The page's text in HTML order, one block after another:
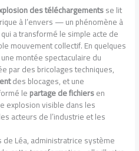
des téléchargementsse lit
à l’envers — un phénomène à
a transformé le simple acte de
mouvement collectif. En quelques
montée spectaculaire du
par des bricolages techniques,
des blocages, et une
lepartage de fichiersen
explosion visible dans les
acteurs de l’industrie et les
de Léa, administratrice système